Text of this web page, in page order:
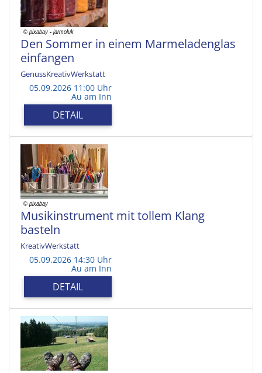
Den Sommer in einem Marmeladenglas
einfangen
GenussKreativWerkstatt
05.09.2026 11:00 Uhr
Au am Inn
DETAIL
Musikinstrument mit tollem Klang
basteln
KreativWerkstatt
05.09.2026 14:30 Uhr
Au am Inn
DETAIL